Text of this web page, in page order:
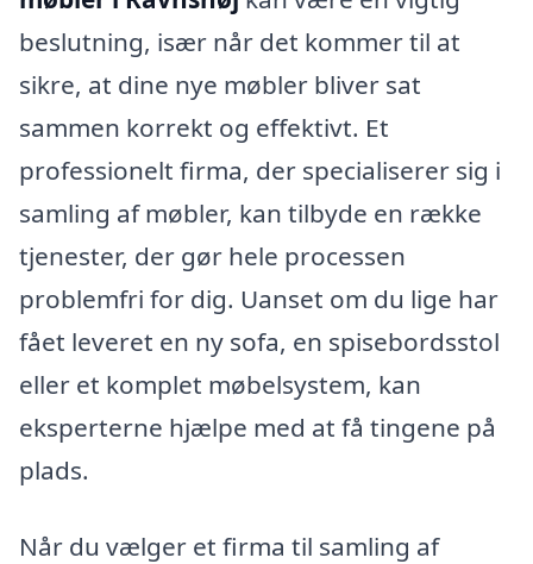
beslutning, især når det kommer til at
sikre, at dine nye møbler bliver sat
sammen korrekt og effektivt. Et
professionelt firma, der specialiserer sig i
samling af møbler, kan tilbyde en række
tjenester, der gør hele processen
problemfri for dig. Uanset om du lige har
fået leveret en ny sofa, en spisebordsstol
eller et komplet møbelsystem, kan
eksperterne hjælpe med at få tingene på
plads.
Når du vælger et firma til samling af